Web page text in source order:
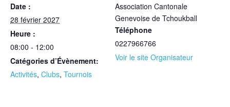
Date :
28 février 2027
Heure :
08:00 - 12:00
Catégories d’Évènement:
Activités, Clubs, Tournois
Association Cantonale
Genevoise de Tchoukball
Téléphone
0227966766
Voir le site Organisateur